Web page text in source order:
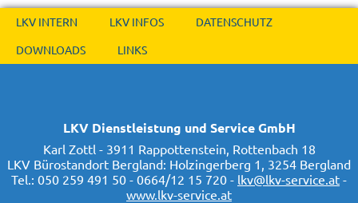
LKV INTERN LKV INFOS
DATENSCHUTZ
DOWNLOADS
LINKS
LKV Dienstleistung und Service GmbH
Karl Zottl - 3911 Rappottenstein, Rottenbach 18
LKV Bürostandort Bergland: Holzingerberg 1, 3254 Bergland
Tel.: 050 259 491 50 - 0664/12 15 720 - lkv@lkv-service.at -
www.lkv-service.at